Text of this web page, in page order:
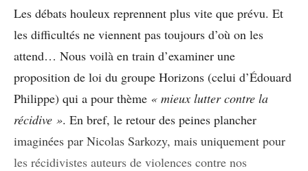
Les débats houleux reprennent plus vite que prévu. Et
les difficultés ne viennent pas toujours d’où on les
attend… Nous voilà en train d’examiner une
proposition de loi du groupe Horizons (celui d’Édouard
Philippe) qui a pour thème « mieux lutter contre la
récidive ». En bref, le retour des peines plancher
imaginées par Nicolas Sarkozy, mais uniquement pour
les récidivistes auteurs de violences contre nos